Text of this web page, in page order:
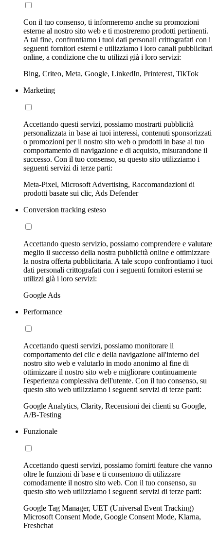
Con il tuo consenso, ti informeremo anche su promozioni
esterne al nostro sito web e ti mostreremo prodotti pertinenti.
A tal fine, confrontiamo i tuoi dati personali crittografati con i
seguenti fornitori esterni e utilizziamo i loro canali pubblicitari
online, a condizione che tu utilizzi già i loro servizi:
Bing, Criteo, Meta, Google, LinkedIn, Printerest, TikTok
Marketing
Accettando questi servizi, possiamo mostrarti pubblicità
personalizzata in base ai tuoi interessi, contenuti sponsorizzati
o promozioni per il nostro sito web o prodotti in base al tuo
comportamento di navigazione e di acquisto, misurandone il
successo. Con il tuo consenso, su questo sito utilizziamo i
seguenti servizi di terze parti:
Meta-Pixel, Microsoft Advertising, Raccomandazioni di
prodotti basate sui clic, Ads Defender
Conversion tracking esteso
Accettando questo servizio, possiamo comprendere e valutare
meglio il successo della nostra pubblicità online e ottimizzare
la nostra offerta pubblicitaria. A tale scopo confrontiamo i tuoi
dati personali crittografati con i seguenti fornitori esterni se
utilizzi già i loro servizi:
Google Ads
Performance
Accettando questi servizi, possiamo monitorare il
comportamento dei clic e della navigazione all'interno del
nostro sito web e valutarlo in modo anonimo al fine di
ottimizzare il nostro sito web e migliorare continuamente
l'esperienza complessiva dell'utente. Con il tuo consenso, su
questo sito web utilizziamo i seguenti servizi di terze parti:
Google Analytics, Clarity, Recensioni dei clienti su Google,
A/B-Testing
Funzionale
Accettando questi servizi, possiamo fornirti feature che vanno
oltre le funzioni di base e ti consentono di utilizzare
comodamente il nostro sito web. Con il tuo consenso, su
questo sito web utilizziamo i seguenti servizi di terze parti:
Google Tag Manager, UET (Universal Event Tracking)
Microsoft Consent Mode, Google Consent Mode, Klarna,
Freshchat